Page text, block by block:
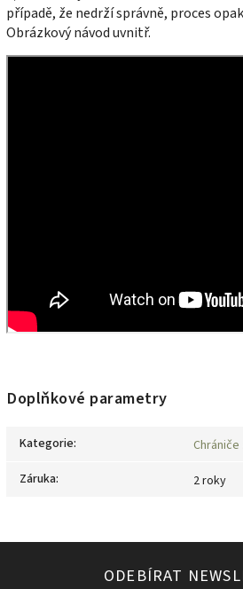
případě, že nedrží správně, proces
Obrázkový návod uvnitř.
Doplňkové parametry
Kategorie:
Chrániče
Záruka: 2 roky
ODEBÍRAT